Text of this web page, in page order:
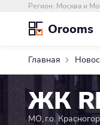
Регион: Москва и
Orooms
Главная
ЖК
МО,г.о.